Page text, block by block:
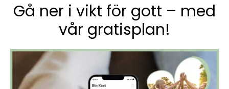
Gå ner i vikt för gott – med
vår gratisplan!